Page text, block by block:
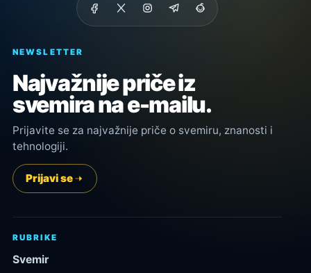
NEWSLETTER
Najvažnije priče iz
svemira na e-mailu.
Prijavite se za najvažnije priče o svemiru, znanosti i
tehnologiji.
Prijavi se
RUBRIKE
Svemir